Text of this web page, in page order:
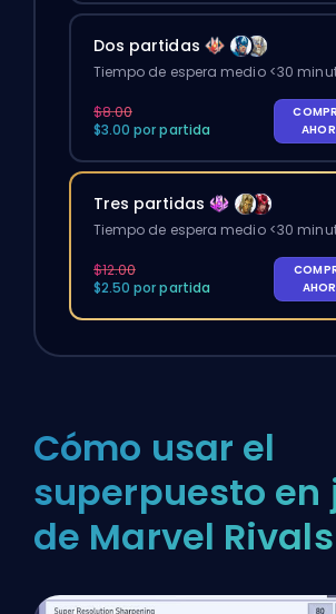
Dos partidas
Tiempo de espera medio <30
$8.00
$3.00 por partida
Tres partidas
Tiempo de espera medio <30
$12.00
$2.50 por partida
Cómo usar el
superpuesto en
de Marvel Rivals